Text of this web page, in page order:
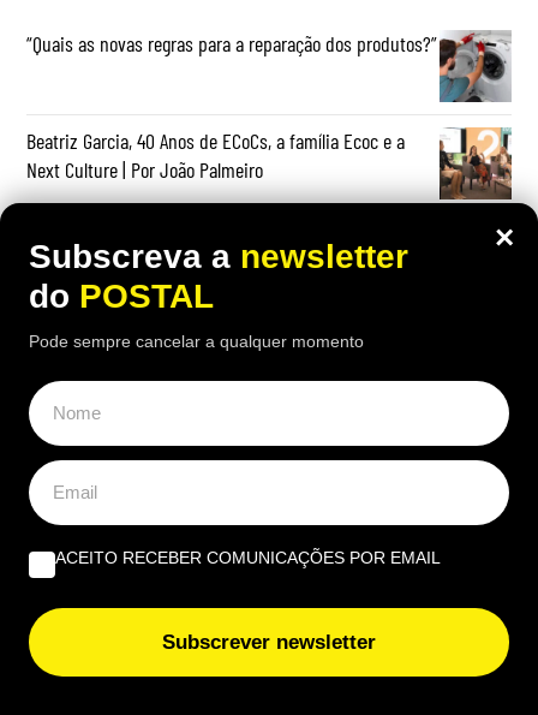
“Quais as novas regras para a reparação dos produtos?”
Beatriz Garcia, 40 Anos de ECoCs, a família Ecoc e a
Next Culture | Por João Palmeiro
×
Subscreva a newsletter
do POSTAL
Pode sempre cancelar a qualquer momento
ACEITO RECEBER COMUNICAÇÕES POR EMAIL
Subscrever newsletter